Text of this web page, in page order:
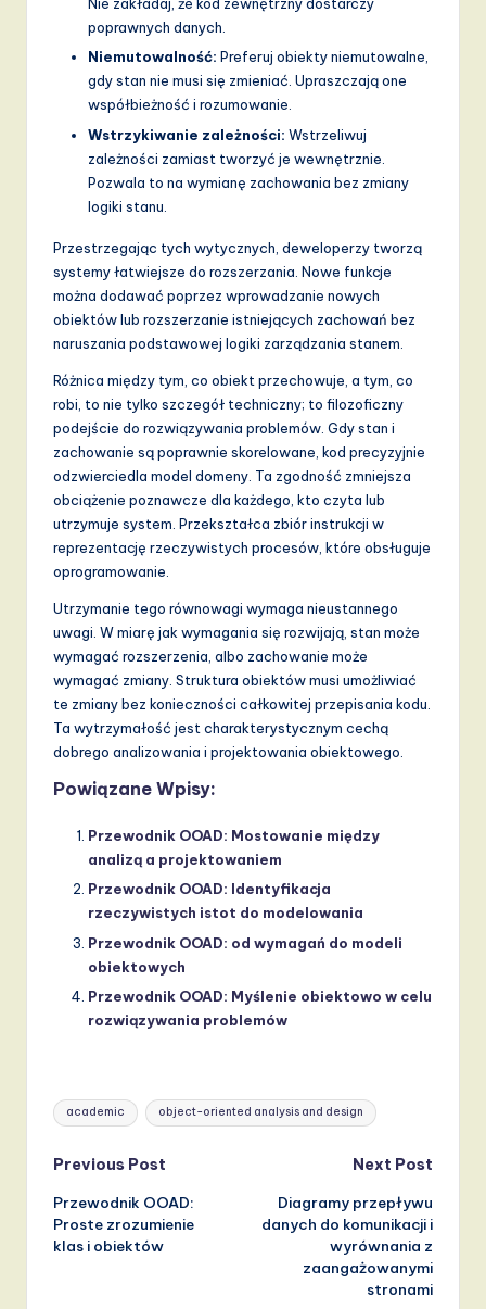
Nie zakładaj, że kod zewnętrzny dostarczy
poprawnych danych.
Niemutowalność: Preferuj obiekty niemutowalne,
gdy stan nie musi się zmieniać. Upraszczają one
współbieżność i rozumowanie.
Wstrzykiwanie zależności: Wstrzeliwuj
zależności zamiast tworzyć je wewnętrznie.
Pozwala to na wymianę zachowania bez zmiany
logiki stanu.
Przestrzegając tych wytycznych, deweloperzy tworzą
systemy łatwiejsze do rozszerzania. Nowe funkcje
można dodawać poprzez wprowadzanie nowych
obiektów lub rozszerzanie istniejących zachowań bez
naruszania podstawowej logiki zarządzania stanem.
Różnica między tym, co obiekt przechowuje, a tym, co
robi, to nie tylko szczegół techniczny; to filozoficzny
podejście do rozwiązywania problemów. Gdy stan i
zachowanie są poprawnie skorelowane, kod precyzyjnie
odzwierciedla model domeny. Ta zgodność zmniejsza
obciążenie poznawcze dla każdego, kto czyta lub
utrzymuje system. Przekształca zbiór instrukcji w
reprezentację rzeczywistych procesów, które obsługuje
oprogramowanie.
Utrzymanie tego równowagi wymaga nieustannego
uwagi. W miarę jak wymagania się rozwijają, stan może
wymagać rozszerzenia, albo zachowanie może
wymagać zmiany. Struktura obiektów musi umożliwiać
te zmiany bez konieczności całkowitej przepisania kodu.
Ta wytrzymałość jest charakterystycznym cechą
dobrego analizowania i projektowania obiektowego.
Powiązane Wpisy:
Przewodnik OOAD: Mostowanie między
analizą a projektowaniem
Przewodnik OOAD: Identyfikacja
rzeczywistych istot do modelowania
Przewodnik OOAD: od wymagań do modeli
obiektowych
Przewodnik OOAD: Myślenie obiektowo w celu
rozwiązywania problemów
Tags:
academic object-oriented analysis and design
Post
navigation
Previous Post
Przewodnik OOAD:
Proste zrozumienie
klas i obiektów
Next Post
Diagramy przepływu
danych do komunikacji i
wyrównania z
zaangażowanymi
stronami